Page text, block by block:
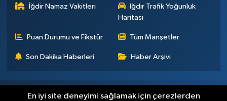
İğdir Namaz Vakitleri
Iğdır Trafik Yoğunluk
Haritası
Puan Durumu ve Fikstür Tüm Manşetler
Son Dakika Haberleri Haber Arşivi
Künye İletişim Çerez Politikası Gizlilik ilkeleri
En iyi site deneyimi sağlamak için çerezlerden